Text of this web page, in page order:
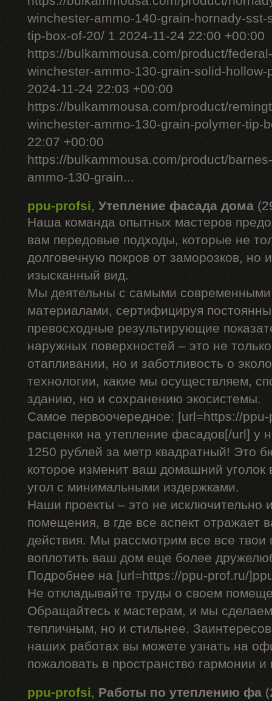
winchester-ammo-140-grain-hornady-
tip-box-of-20/ 1 2024-11-24 22:00 +00:00
https://bulkammousa.com/product/
winchester-ammo-130-grain-solid-
2024-11-24 22:03 +00:00
https://bulkammousa.com/product/
winchester-ammo-130-grain-polymer-tip-
22:07 +00:00
https://bulkammousa.com/product/
ammo-130-grain...
ppu-profsi, Утепление фасада дома
Наша команда опытных мастеров
вам передовые подходы, которые не
долговечную покров от заморозков,
изысканный вид.
Мы деятельны с самыми современными
материалами, сертифицируя
превосходные результирующие
наружных поверхностей – это не
отапливании, но и заботливость о
технологии, какие мы осуществляем,
зданию, но и сохранению экосистемы.
Самое первоочередное: [url=https://
расценки на утепление фасадов[/url] у
1250 рублей за метр квадратный! Это
которое изменит ваш домашний уголок
угол с минимальными издержками.
Наши проекты – это не исключительно
помещения, в где все аспект отражает
действия. Мы рассмотрим все все твои
воплотить ваш дом еще более
Подробнее на [url=https://ppu-prof.ru/
Не откладывайте труды о своем
Обращайтесь к мастерам, и мы
тепличным, но и стильнее.
наших работах вы можете узнать на
пожаловать в пространство гармонии
ppu-profsi, Работы по утеплению фа